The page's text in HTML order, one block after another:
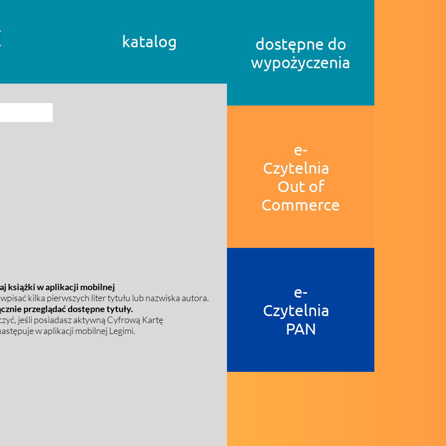
katalog
książki w aplikacji mobilnej
kilka pierwszych liter tytułu lub nazwiska autora.
przeglądać dostępne tytuły.
jeśli posiadasz aktywną Cyfrową Kartę
w aplikacji mobilnej Legimi.
dostępne do
wypożyczenia
e-
Czytelnia
Out of
Commerce
e-
Czytelnia
PAN